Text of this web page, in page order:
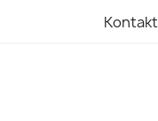
Kontakt